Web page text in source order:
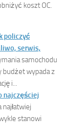
koszt OC.
policzyć
serwis,
samochodu
budżet wypada z
i...
najczęściej
najłatwiej
stanowi